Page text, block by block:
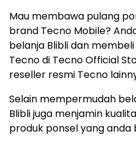
Mau membawa pulang
brand Tecno Mobile?
belanja Blibli dan
Tecno di Tecno Official
reseller resmi Tecno
Selain mempermudah
Blibli juga menjamin
produk ponsel yang anda